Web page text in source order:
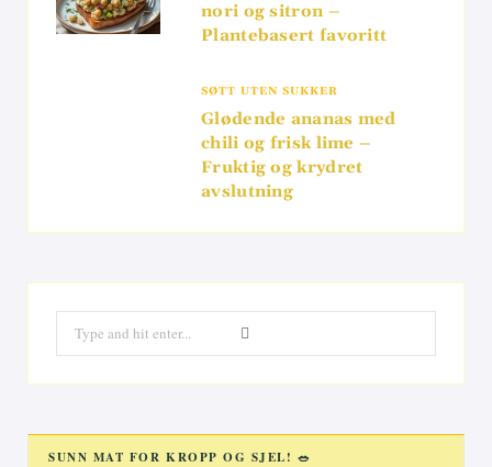
nori og sitron –
Plantebasert favoritt
SØTT UTEN SUKKER
Glødende ananas med
chili og frisk lime –
Fruktig og krydret
avslutning
Search
for:
SUNN MAT FOR KROPP OG SJEL! 🥗